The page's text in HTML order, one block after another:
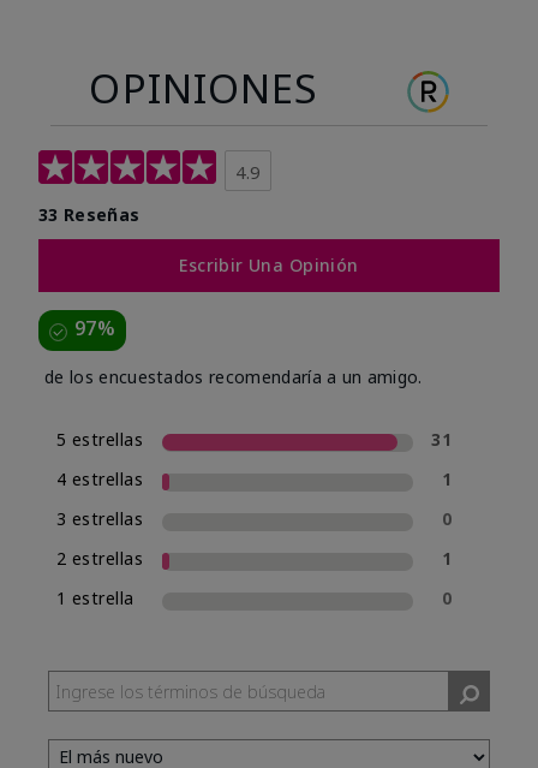
OPINIONES
4.9
33 Reseñas
Escribir Una Opinión
97%
de los encuestados recomendaría a un amigo.
5 estrellas
31
4 estrellas
1
3 estrellas
0
2 estrellas
1
1 estrella
0